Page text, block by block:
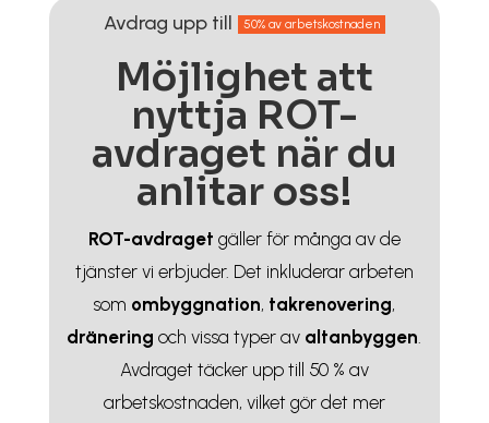
Avdrag upp till 50% av arbetskostnaden
Möjlighet att
nyttja ROT-
avdraget när du
anlitar oss!
ROT-avdraget gäller för många av de
tjänster vi erbjuder. Det inkluderar arbeten
som ombyggnation, takrenovering,
dränering och vissa typer av altanbyggen.
Avdraget täcker upp till 50 % av
arbetskostnaden, vilket gör det mer